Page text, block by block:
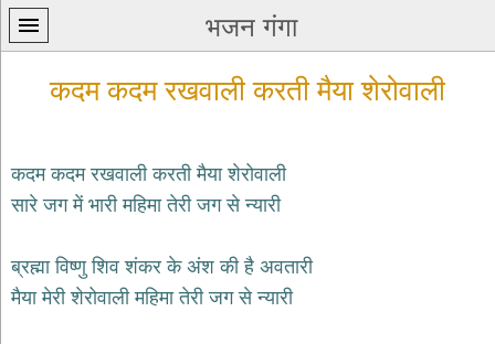
भजन गंगा
प्रथम
home
कृष्ण
कदम कदम रखवाली करती मैया शेरोवाली
कदम कदम रखवाली करती मैया शेरोवाली
सारे जग में भारी महिमा तेरी जग से न्यारी
ब्रह्मा विष्णु शिव शंकर के अंश की है अवतारी
मैया मेरी शेरोवाली महिमा तेरी जग से न्यारी